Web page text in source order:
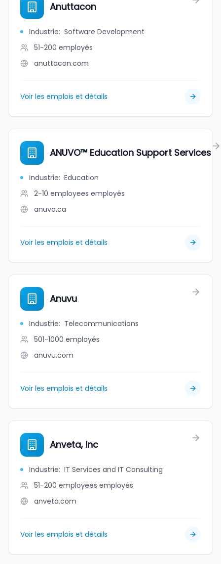
Anuttacon
Industrie: Software Development
51-200 employés
anuttacon.com
Voir les emplois et détails
ANUVO™ Education Support Services
Industrie: Education
2-10 employees employés
anuvo.ca
Voir les emplois et détails
Anuvu
Industrie: Telecommunications
501-1000 employés
anuvu.com
Voir les emplois et détails
Anveta, Inc
Industrie: IT Services and IT Consulting
51-200 employees employés
anveta.com
Voir les emplois et détails